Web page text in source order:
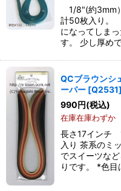
1/8"(約3mm
計50枚入り。
になってしま
す。 少し厚め
QCブラウンシ
ーパー [Q2531]
990円(税込)
在庫在庫わずか
長さ17インチ
入り 茶系のミ
でスイーツな
りです。 *色